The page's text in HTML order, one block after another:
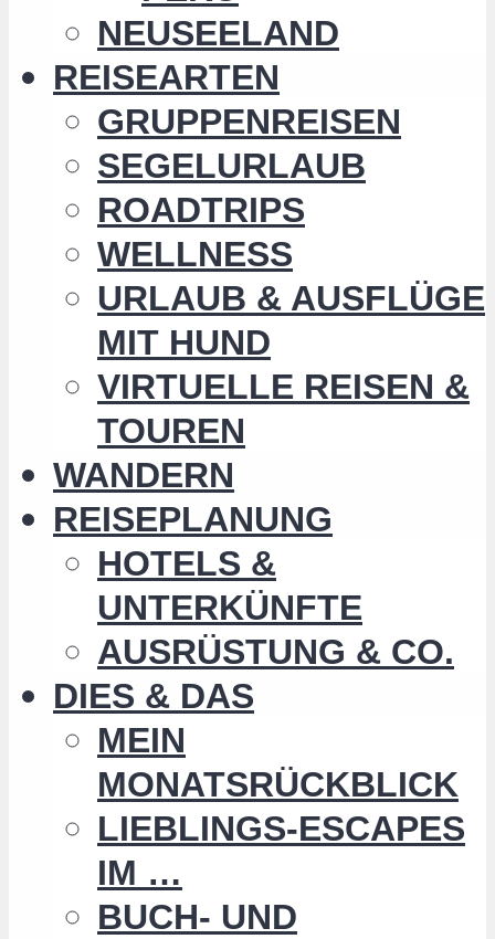
NEUSEELAND
REISEARTEN
GRUPPENREISEN
SEGELURLAUB
ROADTRIPS
WELLNESS
URLAUB & AUSFLÜGE
MIT HUND
VIRTUELLE REISEN &
TOUREN
WANDERN
REISEPLANUNG
HOTELS &
UNTERKÜNFTE
AUSRÜSTUNG & CO.
DIES & DAS
MEIN
MONATSRÜCKBLICK
LIEBLINGS-ESCAPES
IM …
BUCH- UND